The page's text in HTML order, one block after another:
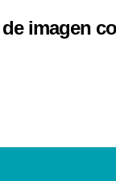
imagen